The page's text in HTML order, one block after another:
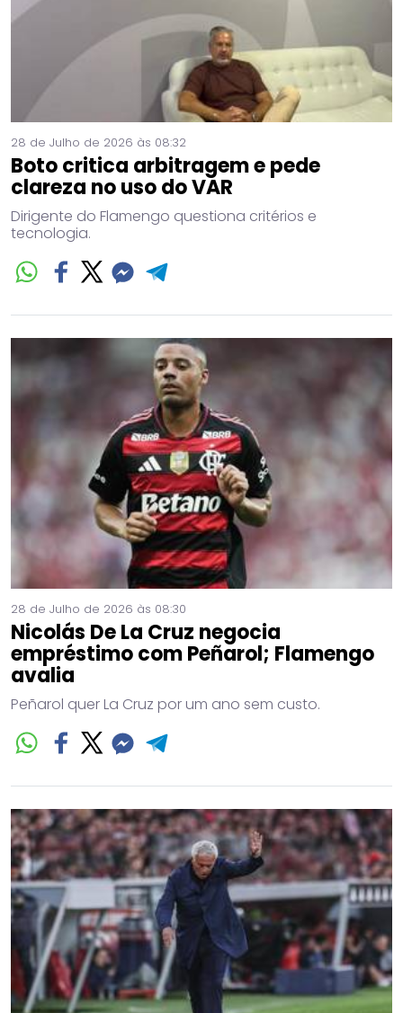
28 de Julho de 2026 às 08:32
Boto critica arbitragem e pede
clareza no uso do VAR
Dirigente do Flamengo questiona critérios e
tecnologia.
28 de Julho de 2026 às 08:30
Nicolás De La Cruz negocia
empréstimo com Peñarol; Flamengo
avalia
Peñarol quer La Cruz por um ano sem custo.